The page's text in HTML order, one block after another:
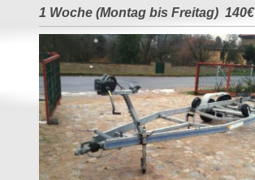
1 Woche (Montag bis Freitag) 140€